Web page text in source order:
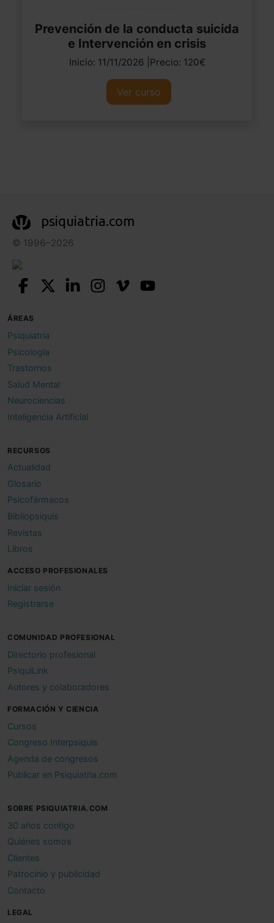
Prevención de la conducta suicida
e Intervención en crisis
Inicio: 11/11/2026 |Precio: 120€
Ver curso
psiquiatria.com
© 1996–2026
ÁREAS
Psiquiatría
Psicología
Trastornos
Salud Mental
Neurociencias
Inteligencia Artificial
RECURSOS
Actualidad
Glosario
Psicofármacos
Bibliopsiquis
Revistas
Libros
ACCESO PROFESIONALES
Iniciar sesión
Registrarse
COMUNIDAD PROFESIONAL
Directorio profesional
PsiquiLink
Autores y colaboradores
FORMACIÓN Y CIENCIA
Cursos
Congreso Interpsiquis
Agenda de congresos
Publicar en Psiquiatria.com
SOBRE PSIQUIATRIA.COM
30 años contigo
Quiénes somos
Clientes
Patrocinio y publicidad
Contacto
LEGAL